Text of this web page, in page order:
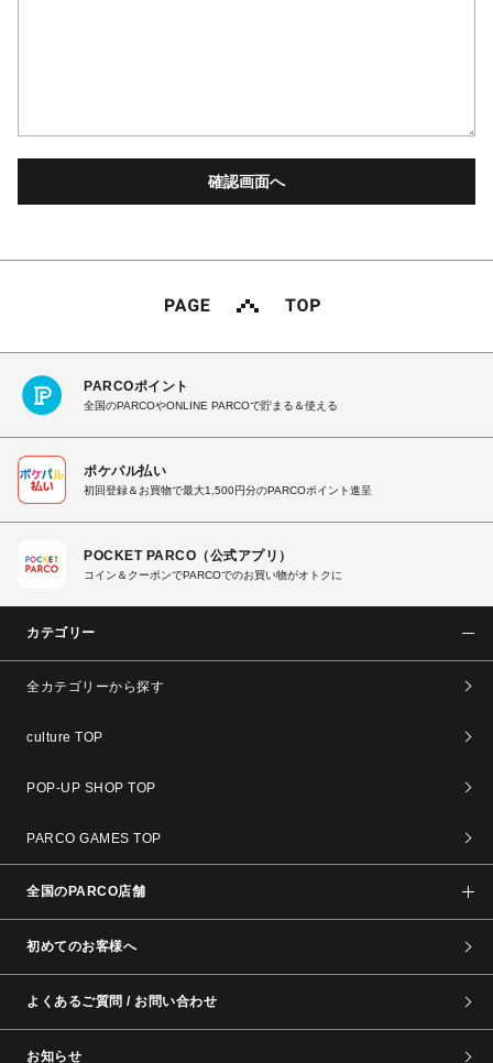
PARCOポイント
全国のPARCOやONLINE PARCOで貯まる＆使える
ポケパル払い
初回登録＆お買物で最大1,500円分のPARCOポイント進呈
POCKET PARCO（公式アプリ）
コイン＆クーポンでPARCOでのお買い物がオトクに
カテゴリー
全カテゴリーから探す
culture TOP
POP-UP SHOP TOP
PARCO GAMES TOP
全国のPARCO店舗
初めてのお客様へ
よくあるご質問 / お問い合わせ
お知らせ